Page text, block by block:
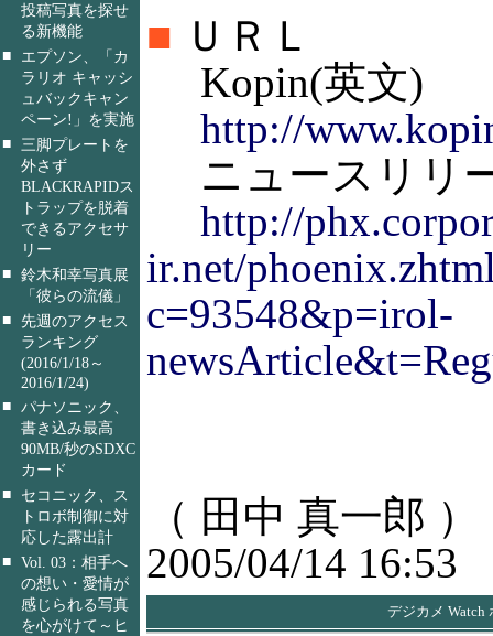
投稿写真を探せ
る新機能
■
エプソン、「カ
ラリオ キャッシ
ュバックキャン
ペーン!」を実施
■ 三脚プレートを
外さず
BLACKRAPIDス
トラップを脱着
できるアクセサ
リー
■ 鈴木和幸写真展
「彼らの流儀」
■ 先週のアクセス
ランキング
(2016/1/18～
2016/1/24)
■ パナソニック、
書き込み最高
90MB/秒のSDXC
カード
■
セコニック、ス
トロボ制御に対
応した露出計
■ Vol. 03：相手へ
の想い・愛情が
感じられる写真
を心がけて～ヒ
■ ＵＲＬ
Kopin(英文)
http://
ニュースリリ
http://
ir.net/
c=93548&p=irol-
（ 田中 真一郎 ）
2005/04/14 16:53
デジカメ Watch